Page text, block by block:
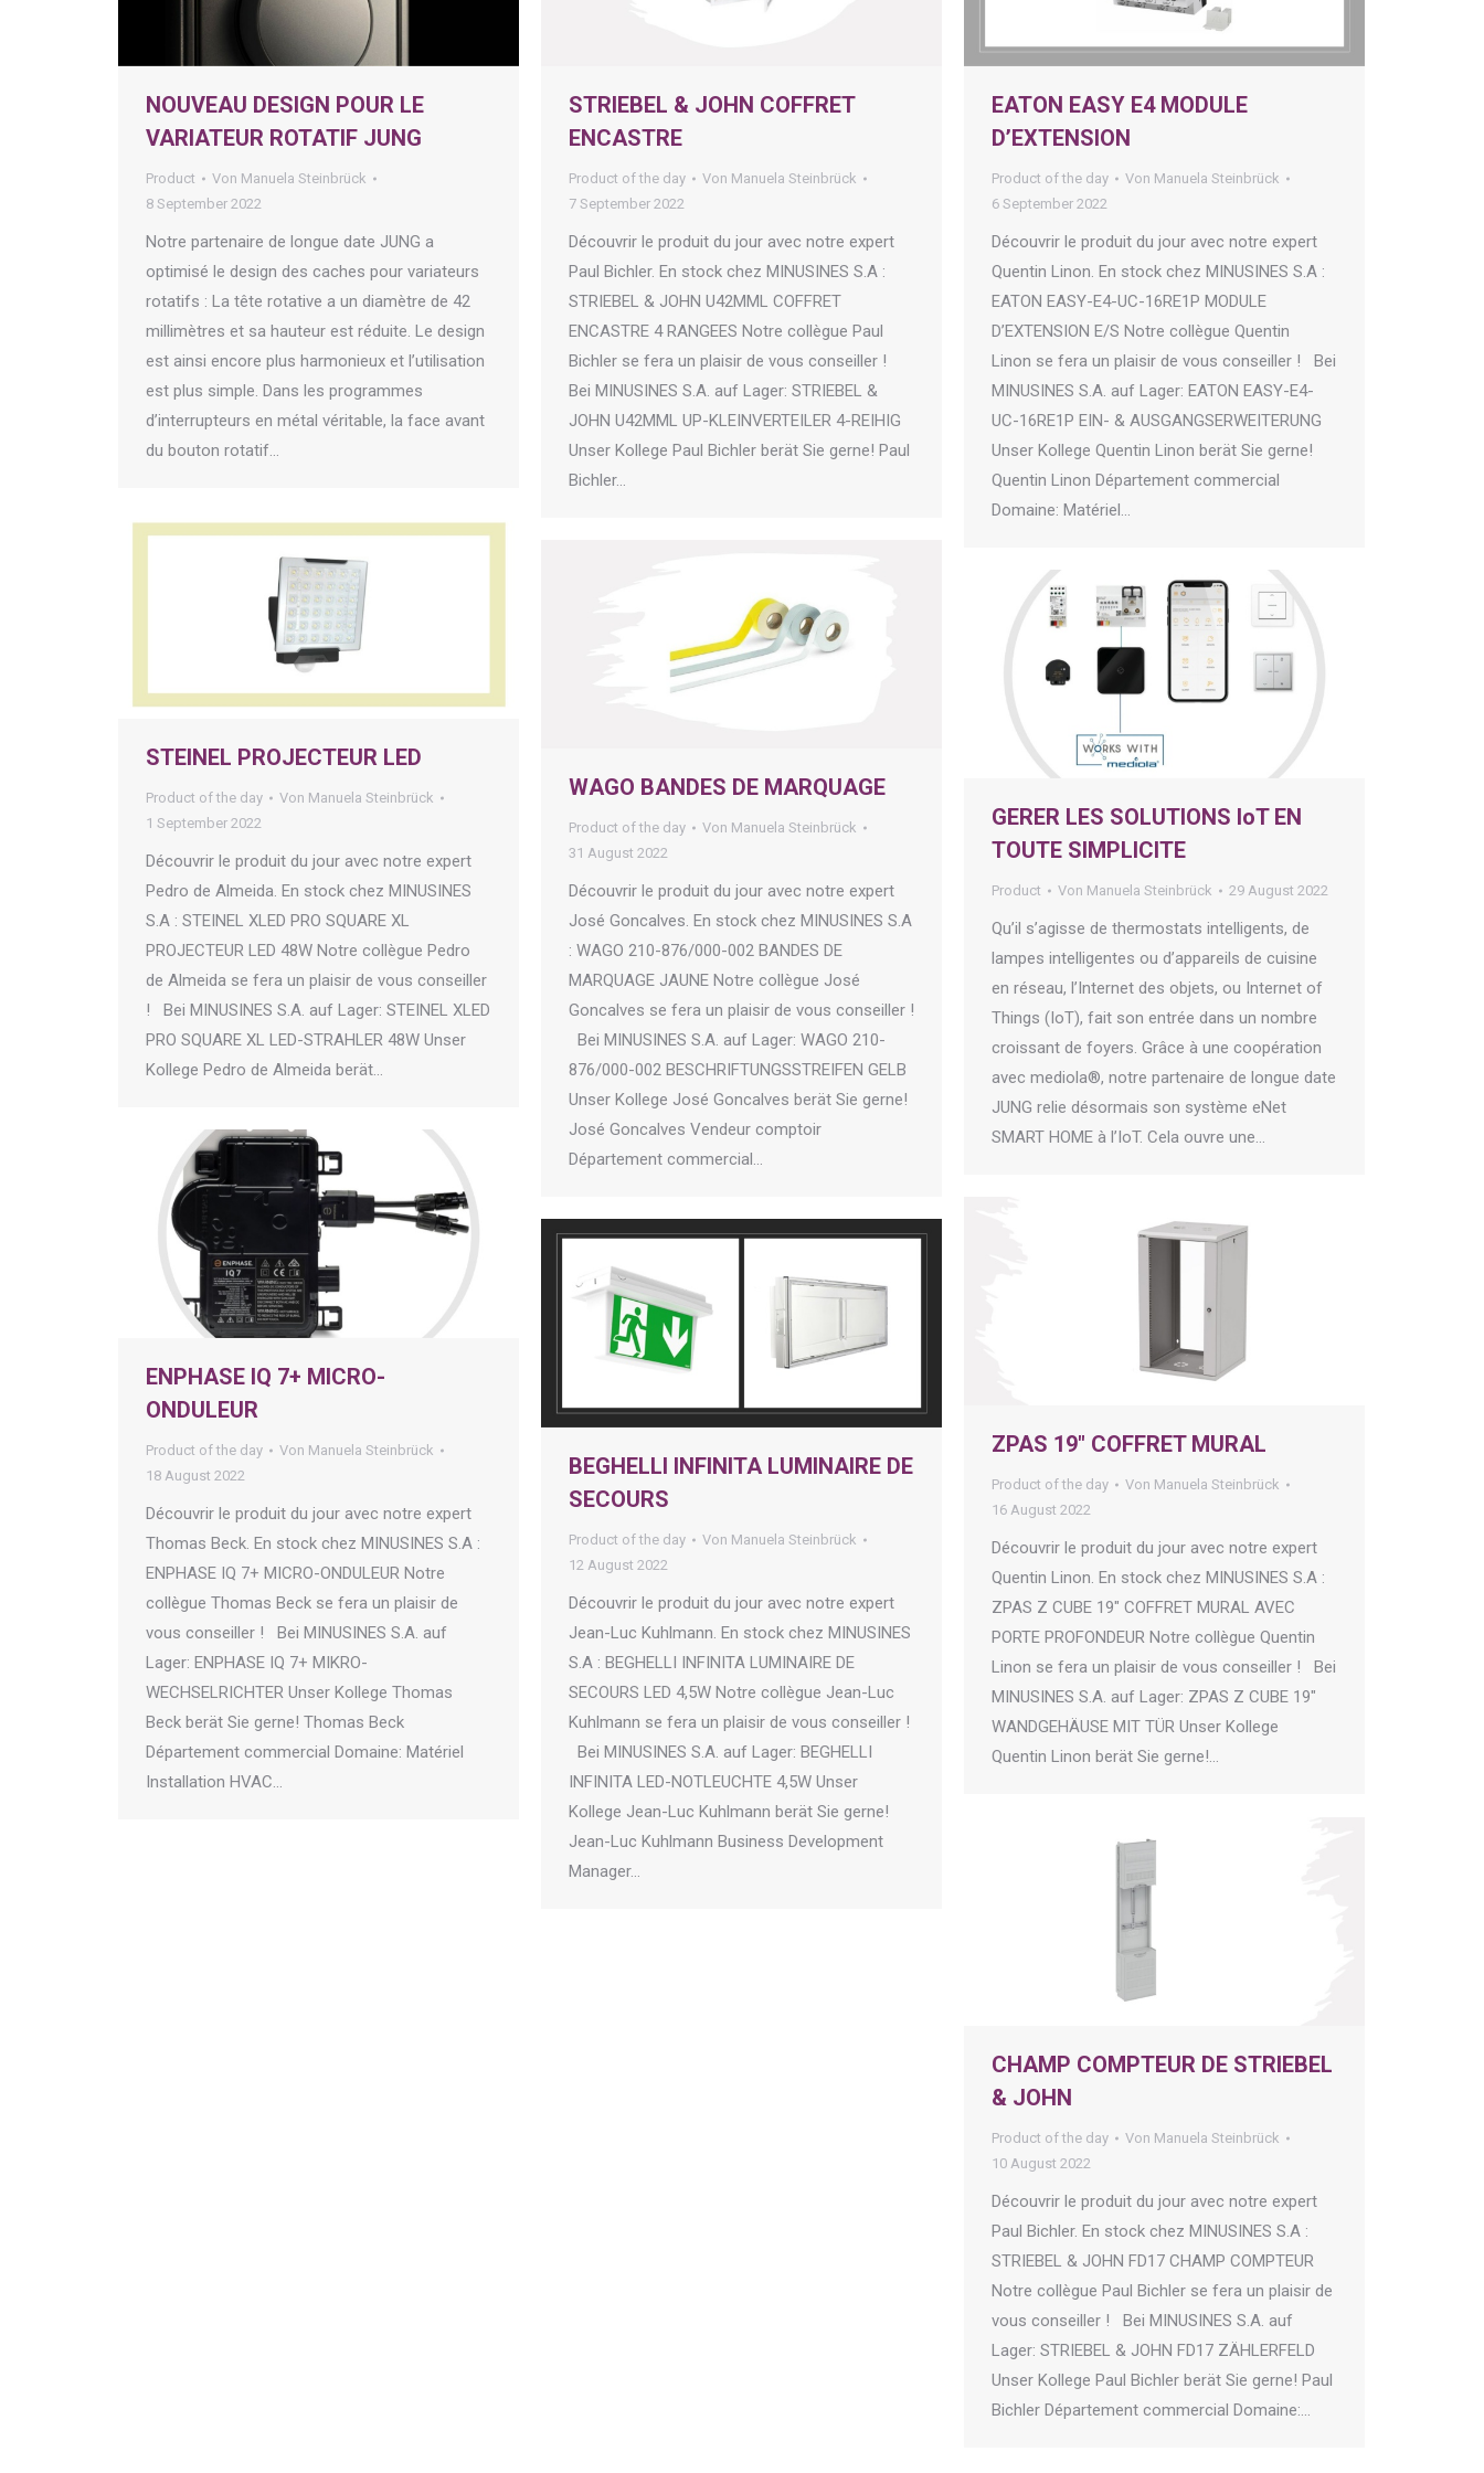
NOUVEAU DESIGN POUR LE
VARIATEUR ROTATIF JUNG
Product Von Manuela Steinbrück
8 September 2022
Notre partenaire de longue date JUNG a
optimisé le design des caches pour variateurs
rotatifs : La tête rotative a un diamètre de 42
millimètres et sa hauteur est réduite. Le design
est ainsi encore plus harmonieux et l’utilisation
est plus simple. Dans les programmes
d’interrupteurs en métal véritable, la face avant
du bouton rotatif…
STRIEBEL & JOHN COFFRET
ENCASTRE
Product of the day Von Manuela Steinbrück
7 September 2022
Découvrir le produit du jour avec notre expert
Paul Bichler. En stock chez MINUSINES S.A :
STRIEBEL & JOHN U42MML COFFRET
ENCASTRE 4 RANGEES Notre collègue Paul
Bichler se fera un plaisir de vous conseiller !
Bei MINUSINES S.A. auf Lager: STRIEBEL &
JOHN U42MML UP-KLEINVERTEILER 4-REIHIG
Unser Kollege Paul Bichler berät Sie gerne! Paul
Bichler…
EATON EASY E4 MODULE
D’EXTENSION
Product of the day Von Manuela Steinbrück
6 September 2022
Découvrir le produit du jour avec notre expert
Quentin Linon. En stock chez MINUSINES S.A :
EATON EASY-E4-UC-16RE1P MODULE
D’EXTENSION E/S Notre collègue Quentin
Linon se fera un plaisir de vous conseiller ! Bei
MINUSINES S.A. auf Lager: EATON EASY-E4-
UC-16RE1P EIN- & AUSGANGSERWEITERUNG
Unser Kollege Quentin Linon berät Sie gerne!
Quentin Linon Département commercial
Domaine: Matériel…
STEINEL PROJECTEUR LED
Product of the day Von Manuela Steinbrück
1 September 2022
Découvrir le produit du jour avec notre expert
Pedro de Almeida. En stock chez MINUSINES
S.A : STEINEL XLED PRO SQUARE XL
PROJECTEUR LED 48W Notre collègue Pedro
de Almeida se fera un plaisir de vous conseiller
! Bei MINUSINES S.A. auf Lager: STEINEL XLED
PRO SQUARE XL LED-STRAHLER 48W Unser
Kollege Pedro de Almeida berät…
WAGO BANDES DE MARQUAGE
Product of the day Von Manuela Steinbrück
31 August 2022
Découvrir le produit du jour avec notre expert
José Goncalves. En stock chez MINUSINES S.A
: WAGO 210-876/000-002 BANDES DE
MARQUAGE JAUNE Notre collègue José
Goncalves se fera un plaisir de vous conseiller !
Bei MINUSINES S.A. auf Lager: WAGO 210-
876/000-002 BESCHRIFTUNGSSTREIFEN GELB
Unser Kollege José Goncalves berät Sie gerne!
José Goncalves Vendeur comptoir
Département commercial…
GERER LES SOLUTIONS IoT EN
TOUTE SIMPLICITE
Product Von Manuela Steinbrück 29 August 2022
Qu’il s’agisse de thermostats intelligents, de
lampes intelligentes ou d’appareils de cuisine
en réseau, l’Internet des objets, ou Internet of
Things (IoT), fait son entrée dans un nombre
croissant de foyers. Grâce à une coopération
avec mediola®, notre partenaire de longue date
JUNG relie désormais son système eNet
SMART HOME à l’IoT. Cela ouvre une…
ENPHASE IQ 7+ MICRO-
ONDULEUR
Product of the day Von Manuela Steinbrück
18 August 2022
Découvrir le produit du jour avec notre expert
Thomas Beck. En stock chez MINUSINES S.A :
ENPHASE IQ 7+ MICRO-ONDULEUR Notre
collègue Thomas Beck se fera un plaisir de
vous conseiller ! Bei MINUSINES S.A. auf
Lager: ENPHASE IQ 7+ MIKRO-
WECHSELRICHTER Unser Kollege Thomas
Beck berät Sie gerne! Thomas Beck
Département commercial Domaine: Matériel
Installation HVAC…
ZPAS 19″ COFFRET MURAL
Product of the day Von Manuela Steinbrück
16 August 2022
Découvrir le produit du jour avec notre expert
Quentin Linon. En stock chez MINUSINES S.A :
ZPAS Z CUBE 19″ COFFRET MURAL AVEC
PORTE PROFONDEUR Notre collègue Quentin
Linon se fera un plaisir de vous conseiller ! Bei
MINUSINES S.A. auf Lager: ZPAS Z CUBE 19″
WANDGEHÄUSE MIT TÜR Unser Kollege
Quentin Linon berät Sie gerne!…
BEGHELLI INFINITA LUMINAIRE DE
SECOURS
Product of the day Von Manuela Steinbrück
12 August 2022
Découvrir le produit du jour avec notre expert
Jean-Luc Kuhlmann. En stock chez MINUSINES
S.A : BEGHELLI INFINITA LUMINAIRE DE
SECOURS LED 4,5W Notre collègue Jean-Luc
Kuhlmann se fera un plaisir de vous conseiller !
Bei MINUSINES S.A. auf Lager: BEGHELLI
INFINITA LED-NOTLEUCHTE 4,5W Unser
Kollege Jean-Luc Kuhlmann berät Sie gerne!
Jean-Luc Kuhlmann Business Development
Manager…
CHAMP COMPTEUR DE STRIEBEL
& JOHN
Product of the day Von Manuela Steinbrück
10 August 2022
Découvrir le produit du jour avec notre expert
Paul Bichler. En stock chez MINUSINES S.A :
STRIEBEL & JOHN FD17 CHAMP COMPTEUR
Notre collègue Paul Bichler se fera un plaisir de
vous conseiller ! Bei MINUSINES S.A. auf
Lager: STRIEBEL & JOHN FD17 ZÄHLERFELD
Unser Kollege Paul Bichler berät Sie gerne! Paul
Bichler Département commercial Domaine:…